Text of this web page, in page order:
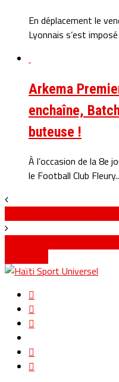
En déplacement le
Lyonnais s’est
Arkema
enchaîne,
buteuse !
À l’occasion de la 8e
le Football Club